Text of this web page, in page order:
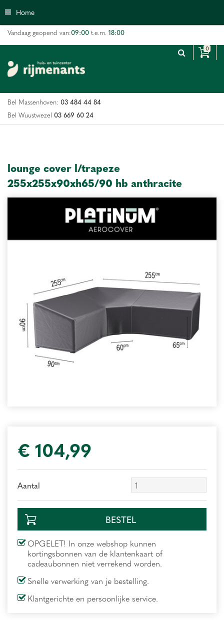
n
n
n
Home
Vandaag geopend van:09:00 t.e.m. 18:00
Bel Massenhoven: 03 484 44 84
Bel Wuustwezel 03 669 60 24
lounge cover l/trapeze
255x255x90xh65/90 hb anthracite
€ 104,99
Aantal
OPGELET! In onze webshop kunnen
kortingsbonnen van de klantenkaart of
cadeaubonnen niet verrekend worden.
Snelle verwerking van je bestelling.
Klantgerichte en persoonlijke service.